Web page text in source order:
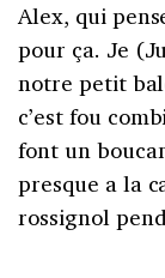
Alex, qui
pour ça. Je
notre petit
c’est fou
font un
presque a la
rossignol